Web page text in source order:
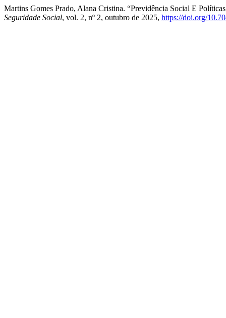
Martins Gomes Prado, Alana Cristina. “Previdência Social E
Seguridade Social, vol. 2, nº 2, outubro de 2025, https://doi.org/